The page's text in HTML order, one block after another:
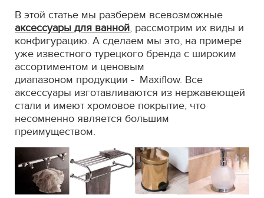
В этой статье мы разберём всевозможные
аксессуары для ванной, рассмотрим их виды и
конфигурацию. А сделаем мы это, на примере
уже известного турецкого бренда с широким
ассортиментом и ценовым
диапазоном продукции - Maxiflow. Все
аксессуары изготавливаются из нержавеющей
стали и имеют хромовое покрытие, что
несомненно является большим
преимуществом.